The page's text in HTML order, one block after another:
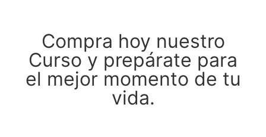
Compra hoy nuestro
Curso y prepárate para
el mejor momento de tu
vida.